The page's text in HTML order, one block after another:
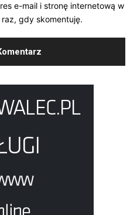
e-mail i stronę internetową w
gdy skomentuję.